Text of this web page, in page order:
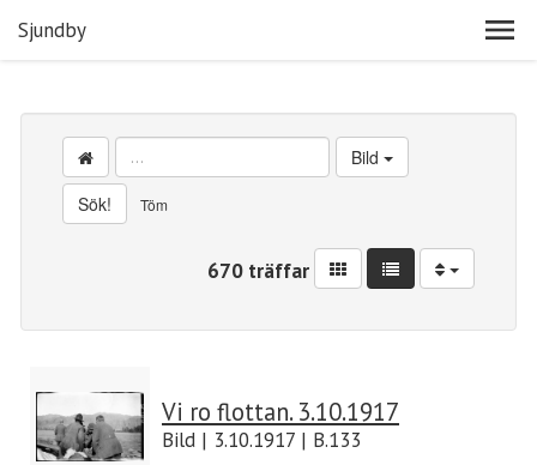
Sjundby
Bild
Sök!
Töm
670 träffar
Vi ro flottan. 3.10.1917
Bild | 3.10.1917 | B.133